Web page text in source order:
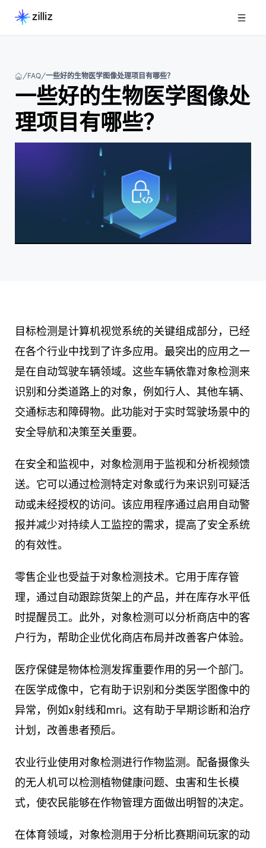
FAQ 一些好的生物医学图像处理项目有哪些？
一些好的生物医学图像处
理项目有哪些？
目标检测是计算机视觉系统的关键组成部分，已经
在各个行业中找到了许多应用。最突出的应用之一
是在自动驾驶车辆领域。这些车辆依靠对象检测来
识别和分类道路上的对象，例如行人、其他车辆、
交通标志和障碍物。此功能对于实时驾驶场景中的
安全导航和决策至关重要。
在安全和监视中，对象检测用于监视和分析视频馈
送。它可以通过检测特定对象或行为来识别可疑活
动或未经授权的访问。该应用程序通过启用自动警
报并减少对持续人工监控的需求，提高了安全系统
的有效性。
零售企业也受益于对象检测技术。它用于库存管
理，通过自动跟踪货架上的产品，并在库存水平低
时提醒员工。此外，对象检测可以分析商店中的客
户行为，帮助企业优化商店布局并改善客户体验。
医疗保健是物体检测发挥重要作用的另一个部门。
在医学成像中，它有助于识别和分类医学图像中的
异常，例如x射线和mri。这有助于早期诊断和治疗
计划，改善患者预后。
农业行业使用对象检测进行作物监测。配备摄像头
的无人机可以检测植物健康问题、虫害和生长模
式，使农民能够在作物管理方面做出明智的决定。
在体育领域，对象检测用于分析比赛期间玩家的动